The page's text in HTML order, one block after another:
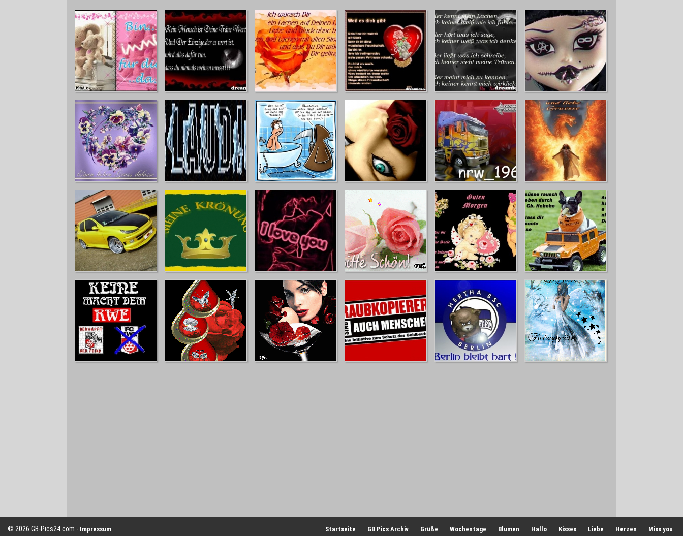
© 2026 GB-Pics24.com - Impressum Startseite GB Pics Archiv Grüße Wochentage Blumen Hallo Kisses Liebe Herzen Miss you